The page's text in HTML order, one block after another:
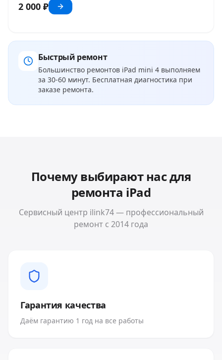
2 000 ₽
Быстрый ремонт
Большинство ремонтов iPad mini 4 выполняем
за 30-60 минут. Бесплатная диагностика при
заказе ремонта.
Почему выбирают нас для
ремонта iPad
Сервисный центр ilink74 — профессиональный
ремонт с 2014 года
Гарантия качества
Даём гарантию 1 год на все работы